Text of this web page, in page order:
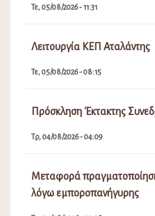
Τε, 05/08/2026 - 11:31
Λειτουργία ΚΕΠ Αταλάντης
Τε, 05/08/2026 - 08:15
Πρόσκληση Έκτακτης
Τρ, 04/08/2026 - 04:09
Μεταφορά
λόγω εμποροπανήγυρης